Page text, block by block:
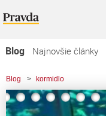
Blog
Najnovšie články
Najčítanejšie články
Najkomentovanejšie
Blog > kormidlo